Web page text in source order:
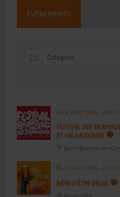
ÉVÉNEMENTS
08 AOÛT 2026- 09
FESTIVAL DES
ET VALGAUDEMAR
Saint-Bonnet-en-
22 AOÛT 2026- 23
BIÈRE D’ÊTRE BELGE